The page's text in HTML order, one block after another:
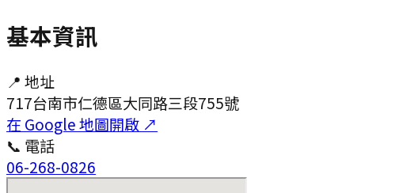
基本資訊
📍 地址
717台南市仁德區大同路三段755號
在 Google 地圖開啟 ↗
📞 電話
06-268-0826